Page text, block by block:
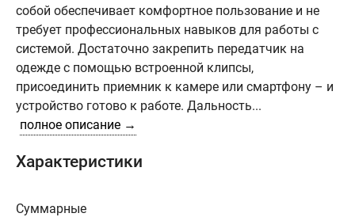
собой обеспечивает комфортное пользование и не
требует профессиональных навыков для работы с
системой. Достаточно закрепить передатчик на
одежде с помощью встроенной клипсы,
присоединить приемник к камере или смартфону – и
устройство готово к работе. Дальность...
полное описание →
Характеристики
Cуммарные